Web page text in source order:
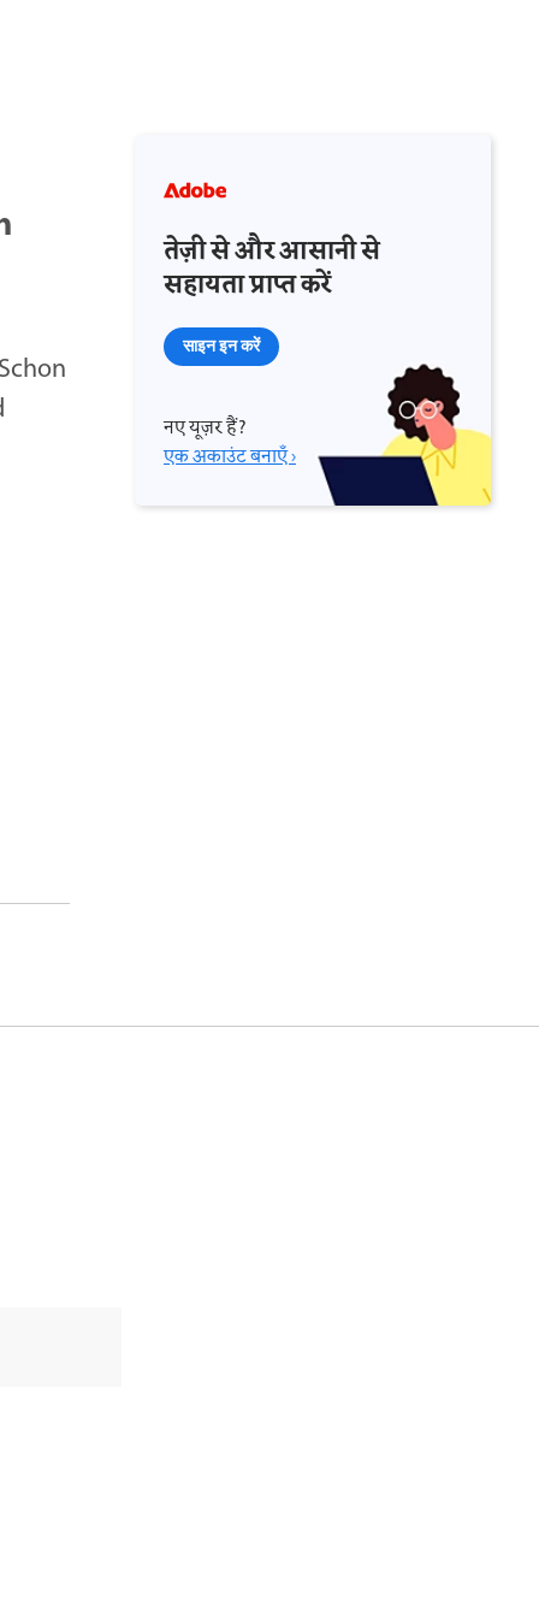
तेज़ी से और आसानी से
सहायता प्राप्त करें
साइन इन करें
नए यूज़र हैं?
एक अकाउंट बनाएँ ›